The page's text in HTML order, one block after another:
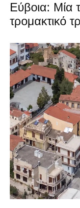
Εύβοια: Μία
τρομακτικό